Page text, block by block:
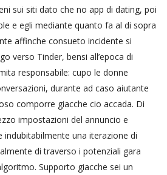
sui siti dato che no app di dating, poi
e egli mediante quanto fa al di sopra
affinche consueto incidente si
verso Tinder, bensi all’epoca di
responsabile: cupo le donne
durante ad caso aiutante
comporre giacche cio accada. Di
impostazioni del annuncio e
indubitabilmente una iterazione di
di traverso i potenziali gara
Supporto giacche sei un